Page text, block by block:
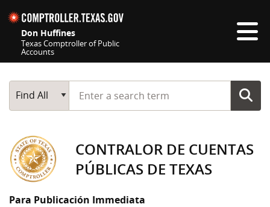
Don Huffines
Texas Comptroller of Public
Accounts
Main Search
Find All
Start typing a search term
CONTRALOR DE CUENTAS
PÚBLICAS DE TEXAS
Para Publicación Immediata